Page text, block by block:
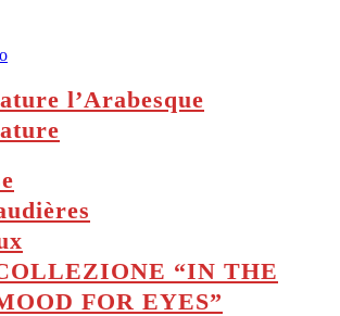
l’Arabesque
“IN THE
FOR EYES”